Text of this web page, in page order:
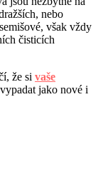
nebo
však vždy
čisticích
že si vaše
jako nové i